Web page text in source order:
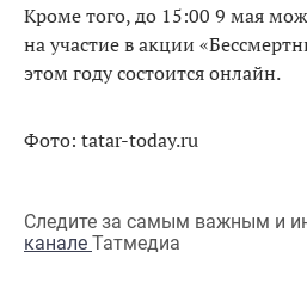
Кроме того, до 15:00 9 мая
на участие в акции
этом году состоится онлайн.
Фото: tatar-today.ru
Следите за самым важным и
канале Татмедиа